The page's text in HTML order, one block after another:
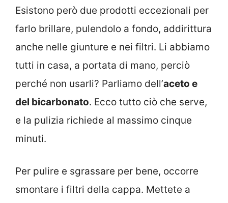
Esistono però due prodotti eccezionali per
farlo brillare, pulendolo a fondo, addirittura
anche nelle giunture e nei filtri. Li abbiamo
tutti in casa, a portata di mano, perciò
perché non usarli? Parliamo dell’aceto e
del bicarbonato. Ecco tutto ciò che serve,
e la pulizia richiede al massimo cinque
minuti.
Per pulire e sgrassare per bene, occorre
smontare i filtri della cappa. Mettete a